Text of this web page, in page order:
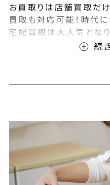
お買取りは店舗買取だ
買取も対応可能！時代
宅配買取は大人気とな
事前査定が可能となっ